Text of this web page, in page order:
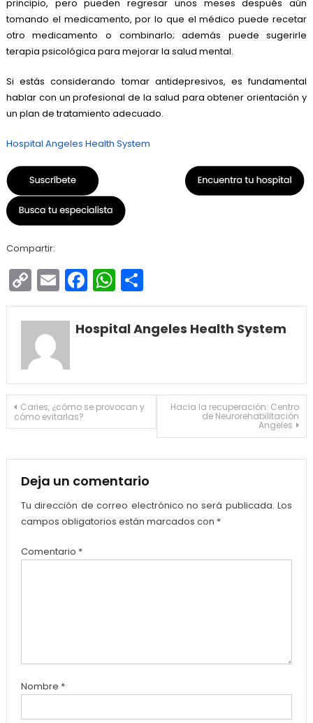
principio, pero pueden regresar unos meses después aún
tomando el medicamento, por lo que el médico puede recetar
otro medicamento o combinarlo; además puede sugerirle
terapia psicológica para mejorar la salud mental.
Si estás considerando tomar antidepresivos, es fundamental
hablar con un profesional de la salud para obtener orientación y
un plan de tratamiento adecuado.
Hospital Angeles Health System
Compartir:
Copy
Link
EmailFacebook
WhatsApp
Compartir
Hospital Angeles Health System
Navegación
de
Caries, ¿cómo se provocan y
cómo evitarlas?
Hacia la recuperación: Centro
de Neurorehabilitación
Angeles
Deja un comentario
Tu dirección de correo electrónico no será publicada. Los
campos obligatorios están marcados con *
Comentario *
Nombre *